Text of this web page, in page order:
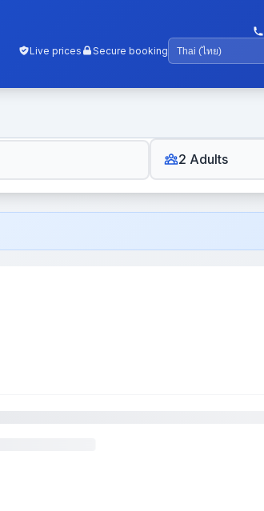
Live prices Secure booking
2 Adults